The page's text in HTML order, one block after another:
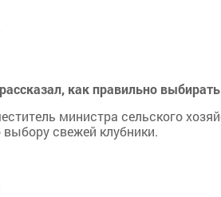
как правильно
министра сельского
свежей клубники.